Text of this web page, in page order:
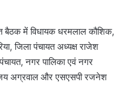
बैठक में विधायक धरमलाल कौशिक,
जिला पंचायत अध्यक्ष राजेश
नगर पालिका एवं नगर
अग्रवाल और एसएसपी रजनेश